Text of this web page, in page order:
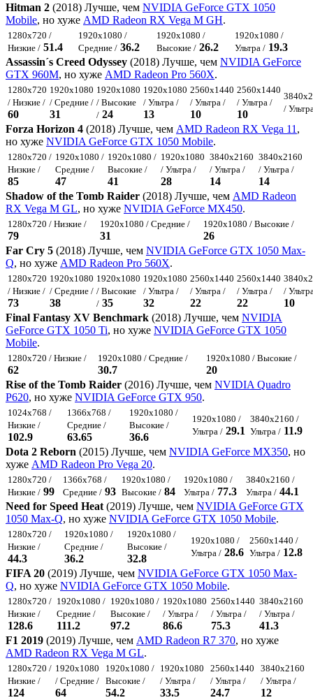
Hitman 2 (2018) Лучше, чем NVIDIA GeForce GTX 1050
Mobile, но хуже AMD Radeon RX Vega M GH.
1280x720 /
Низкие / 51.4
1920x1080 /
Средние / 36.2
1920x1080 /
Высокие / 26.2
1920x1080 /
Ультра / 19.3
Assassin´s Creed Odyssey (2018) Лучше, чем NVIDIA GeForce
GTX 960M, но хуже AMD Radeon Pro 560X.
1280x720
/ Низкие /
60
1920x1080
/ Средние /
31
1920x1080
/ Высокие
/ 24
1920x1080
/ Ультра /
13
2560x1440
/ Ультра /
10
2560x1440
/ Ультра /
10
/
Forza Horizon 4 (2018) Лучше, чем AMD Radeon RX Vega 11 ,
но хуже NVIDIA GeForce GTX 1050 Mobile.
1280x720 /
Низкие /
85
1920x1080 /
Средние /
47
1920x1080 /
Высокие /
41
1920x1080
/ Ультра /
28
3840x2160
/ Ультра /
14
3840x2160
/ Ультра /
14
Shadow of the Tomb Raider (2018) Лучше, чем AMD Radeon
RX Vega M GL, но хуже NVIDIA GeForce MX450.
1280x720 / Низкие /
79
1920x1080 / Средние /
31
1920x1080 / Высокие /
26
Far Cry 5 (2018) Лучше, чем NVIDIA GeForce GTX 1050 Max-
Q, но хуже AMD Radeon Pro 560X.
1280x720
/ Низкие /
73
1920x1080
/ Средние /
38
1920x1080
/ Высокие
/ 35
1920x1080
/ Ультра /
32
2560x1440
/ Ультра /
22
2560x1440
/ Ультра /
22
/
10
Final Fantasy XV Benchmark (2018) Лучше, чем NVIDIA
GeForce GTX 1050 Ti, но хуже NVIDIA GeForce GTX 1050
Mobile.
1280x720 / Низкие /
62
1920x1080 / Средние /
30.7
1920x1080 / Высокие /
20
Rise of the Tomb Raider (2016) Лучше, чем NVIDIA Quadro
P620, но хуже NVIDIA GeForce GTX 950.
1024x768 /
Низкие /
102.9
1366x768 /
Средние /
63.65
1920x1080 /
Высокие /
36.6
1920x1080 /
Ультра / 29.1
3840x2160 /
Ультра / 11.9
Dota 2 Reborn (2015) Лучше, чем NVIDIA GeForce MX350, но
хуже AMD Radeon Pro Vega 20.
1280x720 /
Низкие / 99
1366x768 /
Средние / 93
1920x1080 /
Высокие / 84
1920x1080 /
Ультра / 77.3
3840x2160 /
Ультра / 44.1
Need for Speed Heat (2019) Лучше, чем NVIDIA GeForce GTX
1050 Max-Q, но хуже NVIDIA GeForce GTX 1050 Mobile.
1280x720 /
Низкие /
44.3
1920x1080 /
Средние /
36.2
1920x1080 /
Высокие /
32.8
1920x1080 /
Ультра / 28.6
2560x1440 /
Ультра / 12.8
FIFA 20 (2019) Лучше, чем NVIDIA GeForce GTX 1050 Max-
Q, но хуже NVIDIA GeForce GTX 1050 Mobile.
1280x720 /
Низкие /
128.6
1920x1080 /
Средние /
111.2
1920x1080 /
Высокие /
97.2
1920x1080
/ Ультра /
86.6
2560x1440
/ Ультра /
75.3
3840x2160
/ Ультра /
41.3
F1 2019 (2019) Лучше, чем AMD Radeon R7 370, но хуже
AMD Radeon RX Vega M GL.
1280x720 /
Низкие /
124
1920x1080
/ Средние /
64
1920x1080 /
Высокие /
54.2
1920x1080
/ Ультра /
33.5
2560x1440
/ Ультра /
24.7
3840x2160
/ Ультра /
12